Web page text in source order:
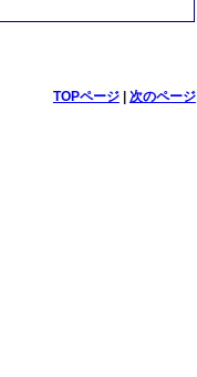
TOPページ| 次のページ